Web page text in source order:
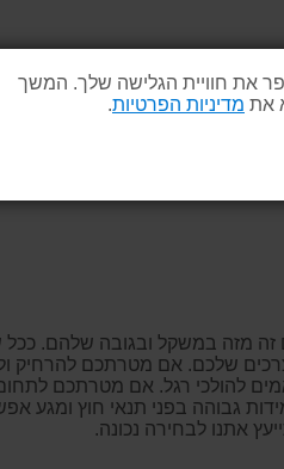
את חוויית הגלישה שלך. המשך
את מדיניות הפרטיות
ברורה לסביבה, עלות נמוכה
כך שניתן לשנות את גובהם או
ומפגעים קטנים, או להשתמש
שרשראות ובכך לייצר חיץ רציף
זה מזה במשקל ובגובה שלהם.
שלכם. אם מטרתכם להרחיק
להולכי רגל. אם מטרתכם לתחום
גבוהה בפני תנאי חוץ ומגע
אתנו לבחירה נכונה.